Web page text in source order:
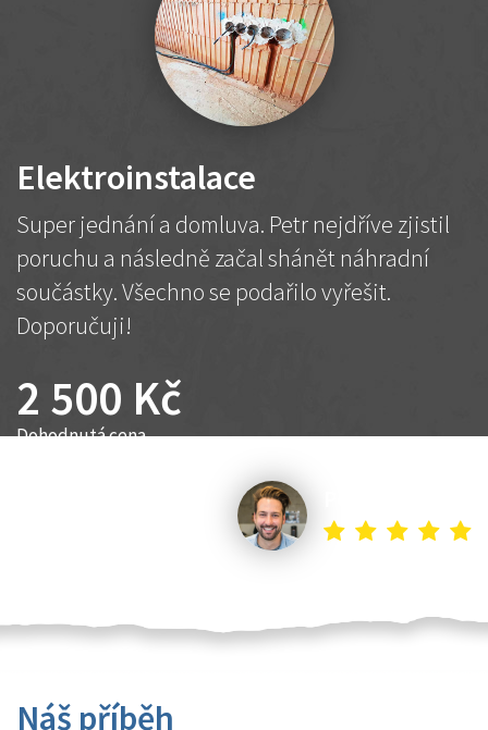
Elektroinstalace
Super jednání a domluva. Petr nejdříve zjistil
poruchu a následně začal shánět náhradní
součástky. Všechno se podařilo vyřešit.
Doporučuji!
2 500 Kč
Dohodnutá cena
Náš příběh